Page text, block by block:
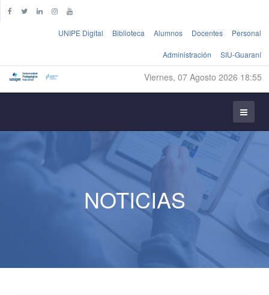
UNIPE Digital Biblioteca Alumnos Docentes Personal
Administración SIU-Guaraní
Viernes, 07 Agosto 2026 18:55
NOTICIAS